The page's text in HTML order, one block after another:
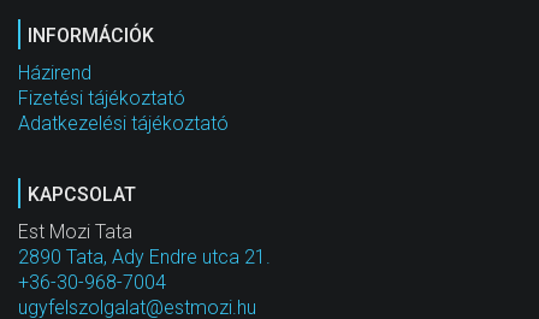
INFORMÁCIÓK
Házirend
Fizetési tájékoztató
Adatkezelési tájékoztató
KAPCSOLAT
Est Mozi Tata
2890 Tata, Ady Endre utca 21.
+36-30-968-7004
ugyfelszolgalat@estmozi.hu